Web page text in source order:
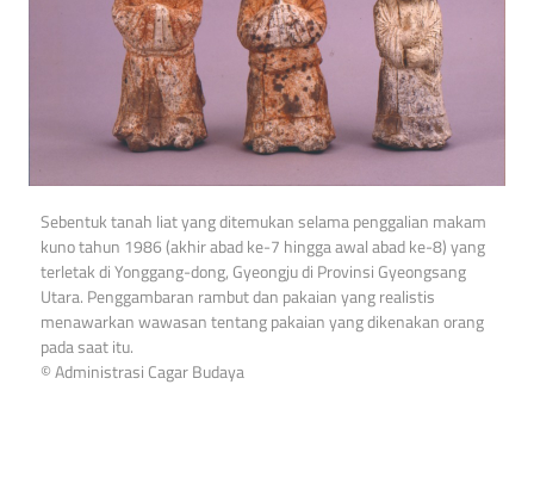
Sebentuk tanah liat yang ditemukan selama penggalian makam
kuno tahun 1986 (akhir abad ke-7 hingga awal abad ke-8) yang
terletak di Yonggang-dong, Gyeongju di Provinsi Gyeongsang
Utara. Penggambaran rambut dan pakaian yang realistis
menawarkan wawasan tentang pakaian yang dikenakan orang
pada saat itu.
© Administrasi Cagar Budaya